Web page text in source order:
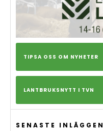
TIPSA OSS OM NYHETER
LANTBRUKSNYTT I TVN
SENASTE INLÄGGEN